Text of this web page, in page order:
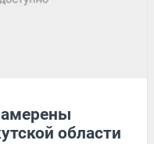
области